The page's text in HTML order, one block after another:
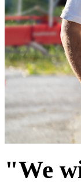
"We